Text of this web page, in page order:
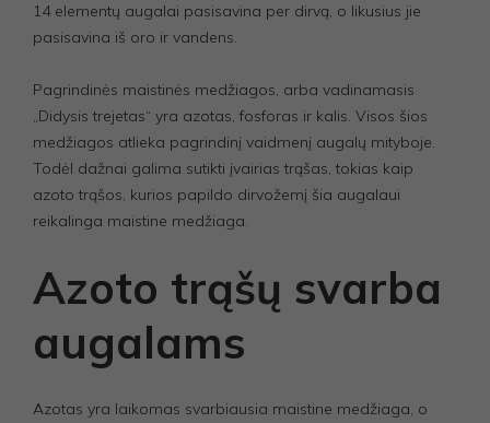
14 elementų augalai pasisavina per dirvą, o likusius jie
pasisavina iš oro ir vandens.
Pagrindinės maistinės medžiagos, arba vadinamasis
„Didysis trejetas“ yra azotas, fosforas ir kalis. Visos šios
medžiagos atlieka pagrindinį vaidmenį augalų mityboje.
Todėl dažnai galima sutikti įvairias trąšas, tokias kaip
azoto trąšos, kurios papildo dirvožemį šia augalaui
reikalinga maistine medžiaga.
Azoto trąšų svarba
augalams
Azotas yra laikomas svarbiausia maistine medžiaga, o